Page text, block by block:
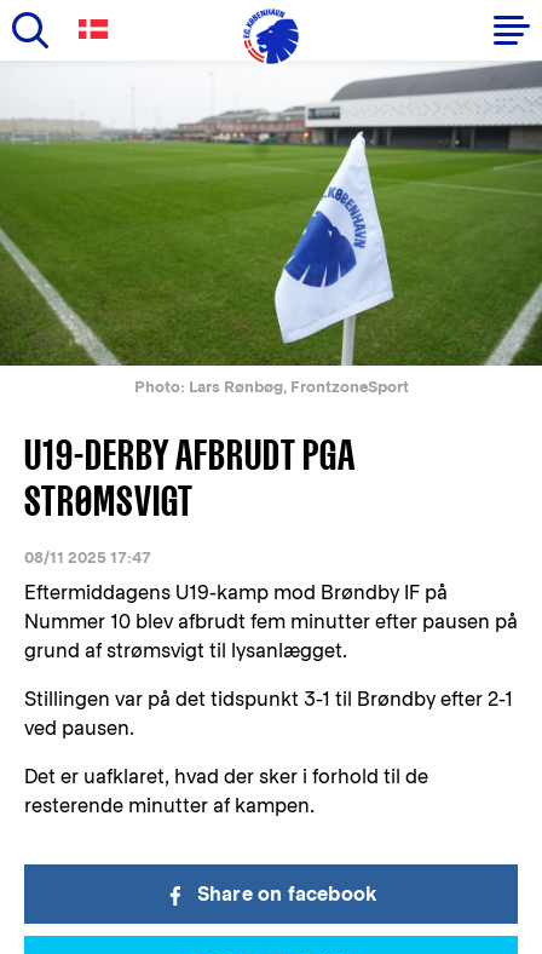
main
content
Primary
navigation
English
Photo: Lars Rønbøg, FrontzoneSport
U19-DERBY AFBRUDT PGA
STRØMSVIGT
08/11 2025 17:47
Eftermiddagens U19-kamp mod Brøndby IF på
Nummer 10 blev afbrudt fem minutter efter pausen på
grund af strømsvigt til lysanlægget.
Stillingen var på det tidspunkt 3-1 til Brøndby efter 2-1
ved pausen.
Det er uafklaret, hvad der sker i forhold til de
resterende minutter af kampen.
Share on facebook